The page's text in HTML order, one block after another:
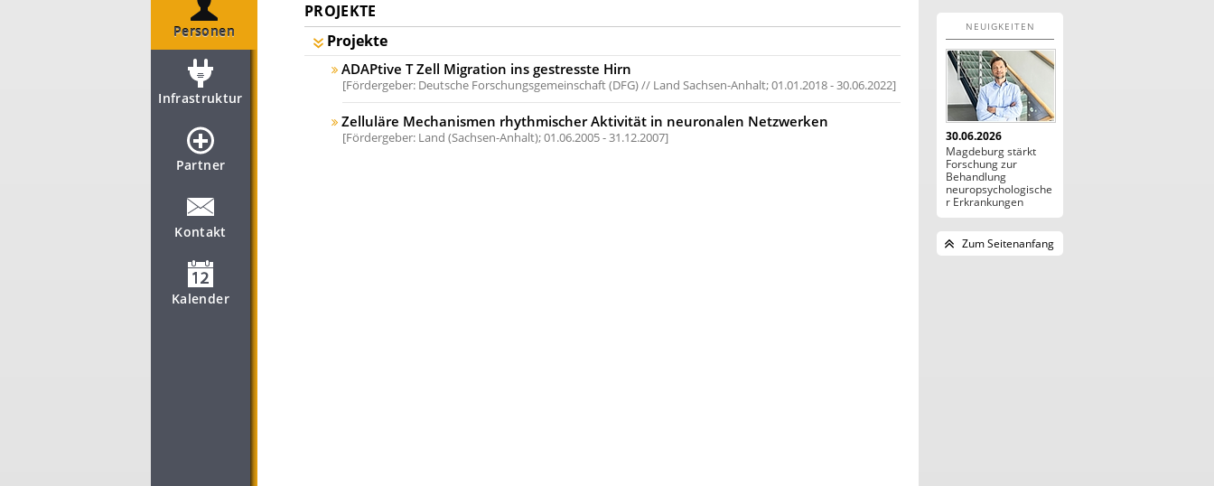
Personen
Infrastruktur
Partner
Kontakt
Kalender
PROJEKTE
Projekte
ADAPtive T Zell Migration ins gestresste Hirn
Fördergeber: Deutsche Forschungsgemeinschaft (DFG) // Land Sachsen-Anhalt;01.01.2018 - 30.06.2022
Zelluläre Mechanismen rhythmischer Aktivität in neuronalen Netzwerken
Fördergeber: Land (Sachsen-Anhalt);01.06.2005 - 31.12.2007
NEUIGKEITEN
30.06.2026
Magdeburg stärkt
Forschung zur
Behandlung
neuropsychologische
r Erkrankungen
Zum Seitenanfang